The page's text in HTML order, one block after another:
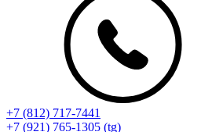
+7 (812) 717‑7441
+7 (921) 765-1305 (tg)